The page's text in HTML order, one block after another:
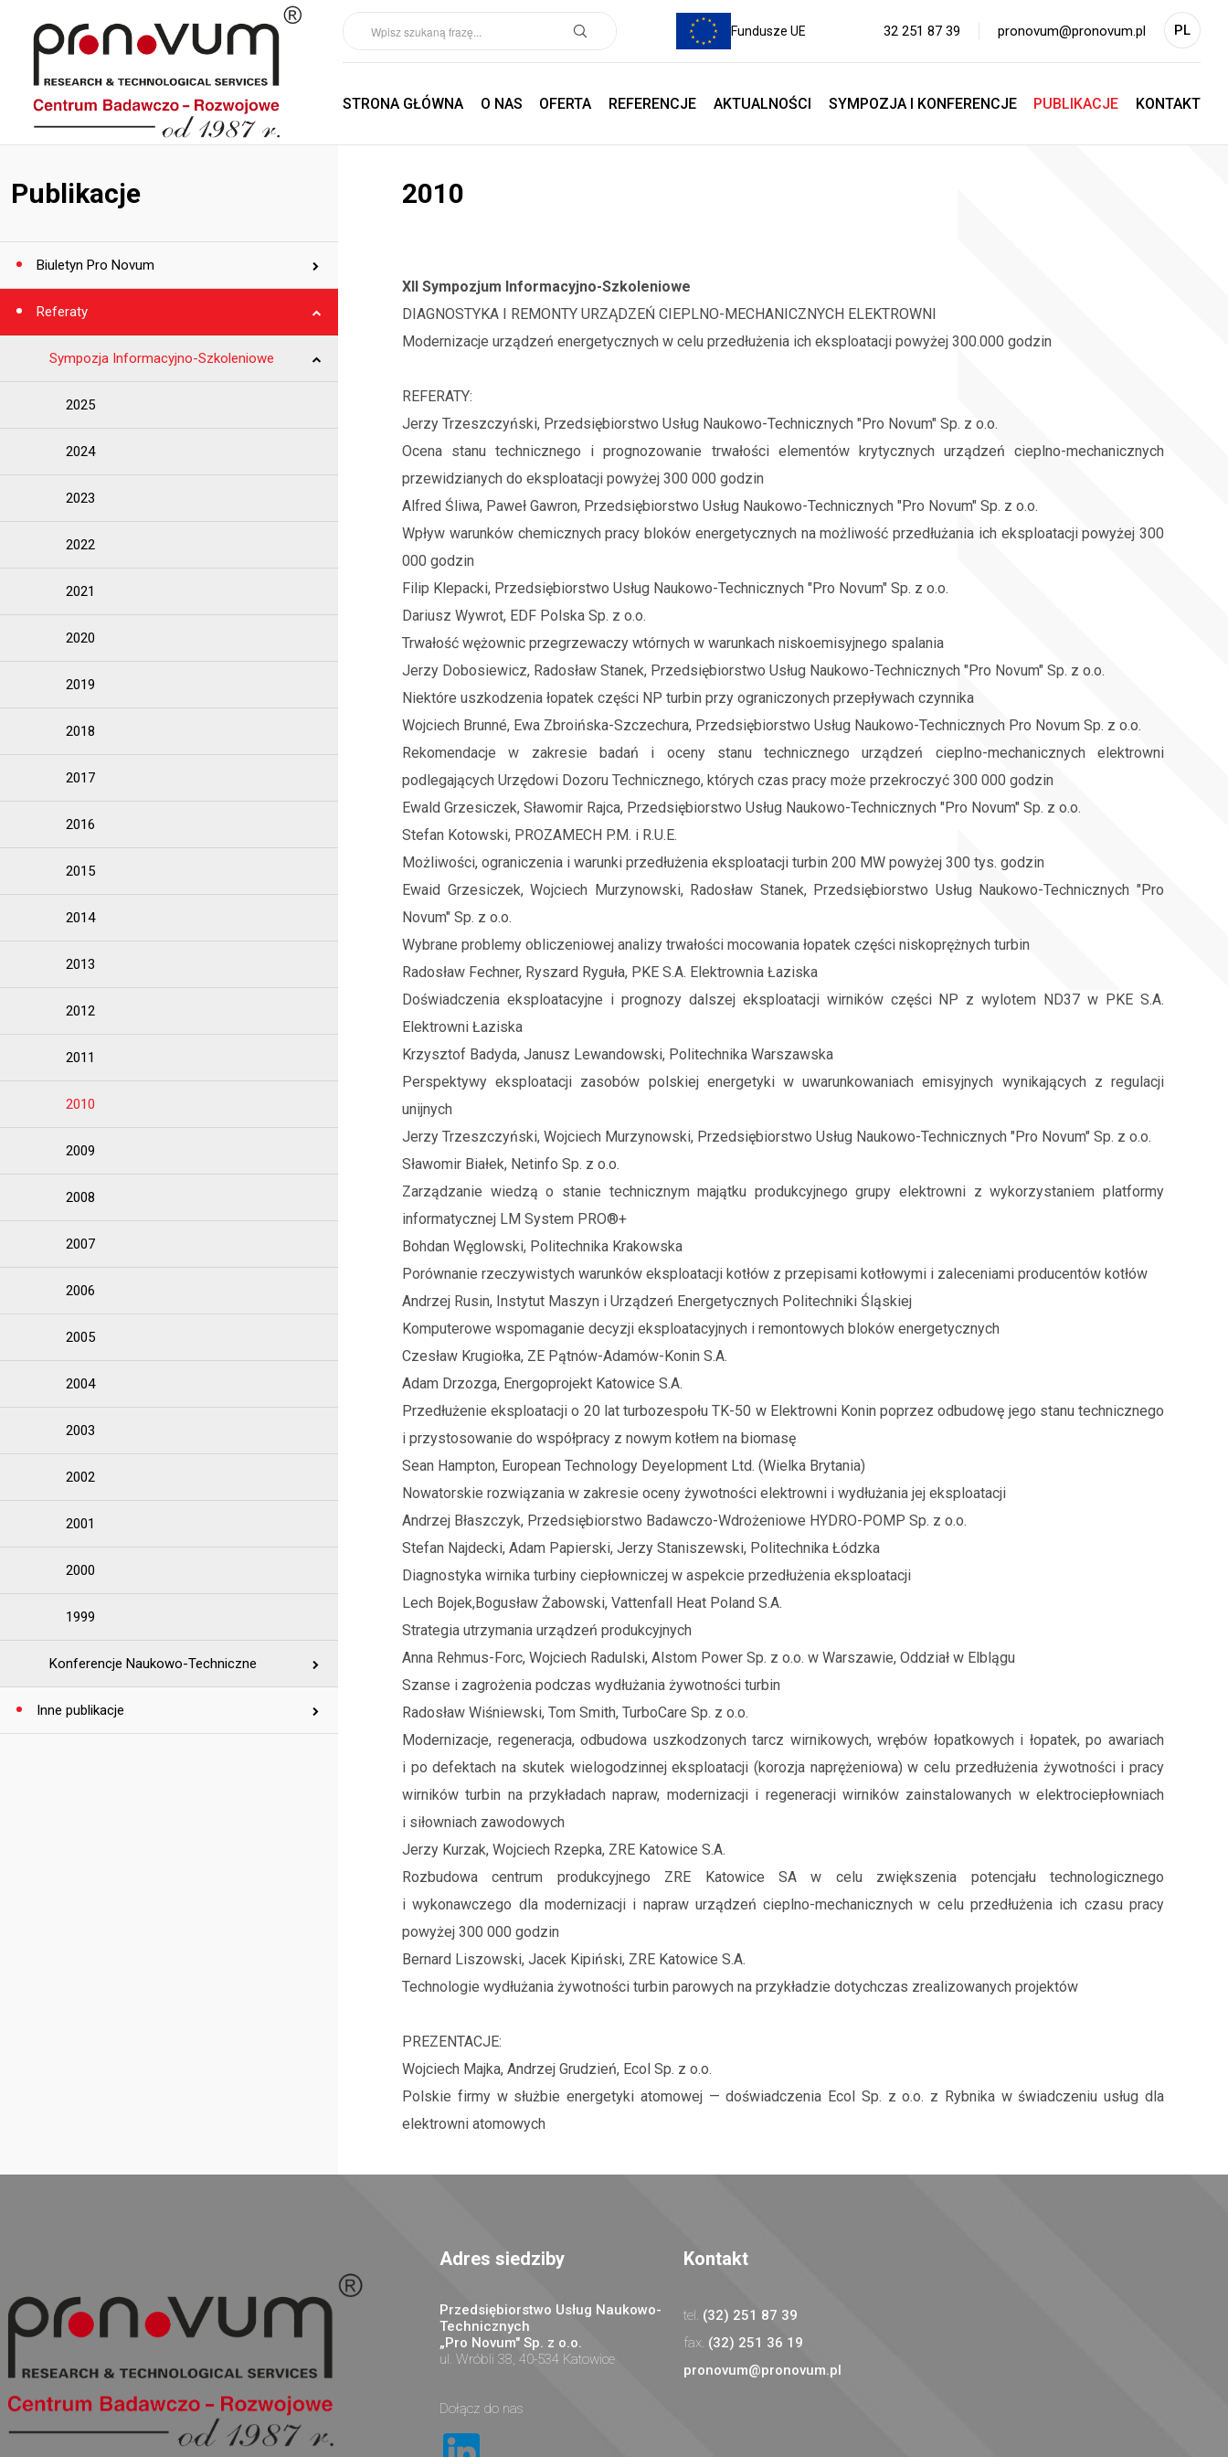
Fundusze UE 32 251 87 39 pronovum@pronovum.pl PL
EN
STRONA GŁÓWNA O NAS OFERTA REFERENCJE AKTUALNOŚCI SYMPOZJA I KONFERENCJE PUBLIKACJE KONTAKT
Publikacje
Biuletyn Pro Novum
Referaty
Sympozja Informacyjno-Szkoleniowe
2025
2024
2023
2022
2021
2020
2019
2018
2017
2016
2015
2014
2013
2012
2011
2010
2009
2008
2007
2006
2005
2004
2003
2002
2001
2000
1999
Konferencje Naukowo-Techniczne
Inne publikacje
2010
XII Sympozjum Informacyjno-Szkoleniowe
DIAGNOSTYKA I REMONTY URZĄDZEŃ CIEPLNO-MECHANICZNYCH ELEKTROWNI
Modernizacje urządzeń energetycznych w celu przedłużenia ich eksploatacji powyżej 300.000 godzin
REFERATY:
Jerzy Trzeszczyński, Przedsiębiorstwo Usług Naukowo-Technicznych "Pro Novum" Sp. z o.o.
Ocena stanu technicznego i prognozowanie trwałości elementów krytycznych urządzeń cieplno-mechanicznych
przewidzianych do eksploatacji powyżej 300 000 godzin
Alfred Śliwa, Paweł Gawron, Przedsiębiorstwo Usług Naukowo-Technicznych "Pro Novum" Sp. z o.o.
Wpływ warunków chemicznych pracy bloków energetycznych na możliwość przedłużania ich eksploatacji powyżej 300
000 godzin
Filip Klepacki, Przedsiębiorstwo Usług Naukowo-Technicznych "Pro Novum" Sp. z o.o.
Dariusz Wywrot, EDF Polska Sp. z o.o.
Trwałość wężownic przegrzewaczy wtórnych w warunkach niskoemisyjnego spalania
Jerzy Dobosiewicz, Radosław Stanek, Przedsiębiorstwo Usług Naukowo-Technicznych "Pro Novum" Sp. z o.o.
Niektóre uszkodzenia łopatek części NP turbin przy ograniczonych przepływach czynnika
Wojciech Brunné, Ewa Zbroińska-Szczechura, Przedsiębiorstwo Usług Naukowo-Technicznych Pro Novum Sp. z o.o.
Rekomendacje w zakresie badań i oceny stanu technicznego urządzeń cieplno-mechanicznych elektrowni
podlegających Urzędowi Dozoru Technicznego, których czas pracy może przekroczyć 300 000 godzin
Ewald Grzesiczek, Sławomir Rajca, Przedsiębiorstwo Usług Naukowo-Technicznych "Pro Novum" Sp. z o.o.
Stefan Kotowski, PROZAMECH P.M. i R.U.E.
Możliwości, ograniczenia i warunki przedłużenia eksploatacji turbin 200 MW powyżej 300 tys. godzin
Ewaid Grzesiczek, Wojciech Murzynowski, Radosław Stanek, Przedsiębiorstwo Usług Naukowo-Technicznych "Pro
Novum" Sp. z o.o.
Wybrane problemy obliczeniowej analizy trwałości mocowania łopatek części niskoprężnych turbin
Radosław Fechner, Ryszard Ryguła, PKE S.A. Elektrownia Łaziska
Doświadczenia eksploatacyjne i prognozy dalszej eksploatacji wirników części NP z wylotem ND37 w PKE S.A.
Elektrowni Łaziska
Krzysztof Badyda, Janusz Lewandowski, Politechnika Warszawska
Perspektywy eksploatacji zasobów polskiej energetyki w uwarunkowaniach emisyjnych wynikających z regulacji
unijnych
Jerzy Trzeszczyński, Wojciech Murzynowski, Przedsiębiorstwo Usług Naukowo-Technicznych "Pro Novum" Sp. z o.o.
Sławomir Białek, Netinfo Sp. z o.o.
Zarządzanie wiedzą o stanie technicznym majątku produkcyjnego grupy elektrowni z wykorzystaniem platformy
informatycznej LM System PRO®+
Bohdan Węglowski, Politechnika Krakowska
Porównanie rzeczywistych warunków eksploatacji kotłów z przepisami kotłowymi i zaleceniami producentów kotłów
Andrzej Rusin, Instytut Maszyn i Urządzeń Energetycznych Politechniki Śląskiej
Komputerowe wspomaganie decyzji eksploatacyjnych i remontowych bloków energetycznych
Czesław Krugiołka, ZE Pątnów-Adamów-Konin S.A.
Adam Drzozga, Energoprojekt Katowice S.A.
Przedłużenie eksploatacji o 20 lat turbozespołu TK-50 w Elektrowni Konin poprzez odbudowę jego stanu technicznego
i przystosowanie do współpracy z nowym kotłem na biomasę
Sean Hampton, European Technology Deyelopment Ltd. (Wielka Brytania)
Nowatorskie rozwiązania w zakresie oceny żywotności elektrowni i wydłużania jej eksploatacji
Andrzej Błaszczyk, Przedsiębiorstwo Badawczo-Wdrożeniowe HYDRO-POMP Sp. z o.o.
Stefan Najdecki, Adam Papierski, Jerzy Staniszewski, Politechnika Łódzka
Diagnostyka wirnika turbiny ciepłowniczej w aspekcie przedłużenia eksploatacji
Lech Bojek,Bogusław Żabowski, Vattenfall Heat Poland S.A.
Strategia utrzymania urządzeń produkcyjnych
Anna Rehmus-Forc, Wojciech Radulski, Alstom Power Sp. z o.o. w Warszawie, Oddział w Elblągu
Szanse i zagrożenia podczas wydłużania żywotności turbin
Radosław Wiśniewski, Tom Smith, TurboCare Sp. z o.o.
Modernizacje, regeneracja, odbudowa uszkodzonych tarcz wirnikowych, wrębów łopatkowych i łopatek, po awariach
i po defektach na skutek wielogodzinnej eksploatacji (korozja naprężeniowa) w celu przedłużenia żywotności i pracy
wirników turbin na przykładach napraw, modernizacji i regeneracji wirników zainstalowanych w elektrociepłowniach
i siłowniach zawodowych
Jerzy Kurzak, Wojciech Rzepka, ZRE Katowice S.A.
Rozbudowa centrum produkcyjnego ZRE Katowice SA w celu zwiększenia potencjału technologicznego
i wykonawczego dla modernizacji i napraw urządzeń cieplno-mechanicznych w celu przedłużenia ich czasu pracy
powyżej 300 000 godzin
Bernard Liszowski, Jacek Kipiński, ZRE Katowice S.A.
Technologie wydłużania żywotności turbin parowych na przykładzie dotychczas zrealizowanych projektów
PREZENTACJE:
Wojciech Majka, Andrzej Grudzień, Ecol Sp. z o.o.
Polskie firmy w służbie energetyki atomowej — doświadczenia Ecol Sp. z o.o. z Rybnika w świadczeniu usług dla
elektrowni atomowych
Adres siedziby
Przedsiębiorstwo Usług Naukowo-
Technicznych
„Pro Novum" Sp. z o.o.
ul. Wróbli 38, 40-534 Katowice
Dołącz do nas
Kontakt
(32) 251 87 39
(32) 251 36 19
pronovum@pronovum.pl